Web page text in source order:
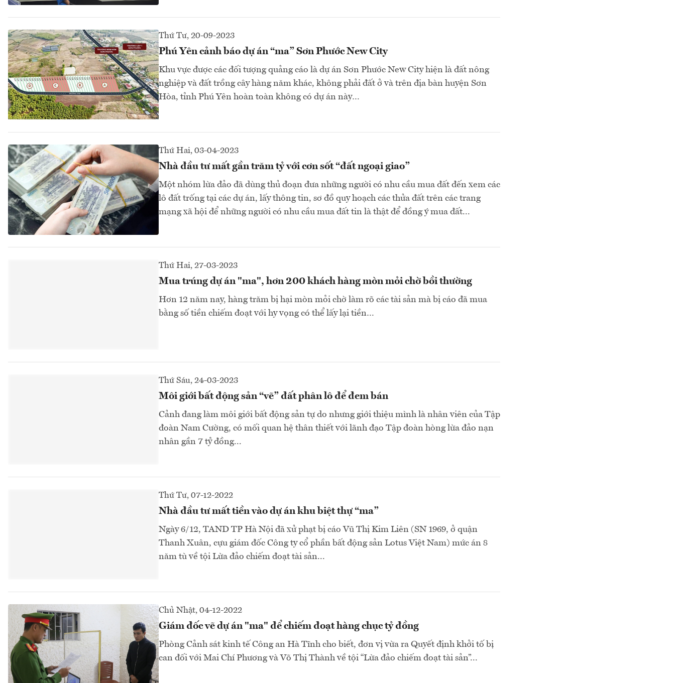
Thứ Tư, 20-09-2023
Phú Yên cảnh báo dự án “ma” Sơn Phước New City
Khu vực được các đối tượng quảng cáo là dự án Sơn Phước New City hiện là đất nông
nghiệp và đất trồng cây hàng năm khác, không phải đất ở và trên địa bàn huyện Sơn
Hòa, tỉnh Phú Yên hoàn toàn không có dự án này…
Thứ Hai, 03-04-2023
Nhà đầu tư mất gần trăm tỷ với cơn sốt “đất ngoại giao”
Một nhóm lừa đảo đã dùng thủ đoạn đưa những người có nhu cầu mua đất đến xem các
lô đất trống tại các dự án, lấy thông tin, sơ đồ quy hoạch các thửa đất trên các trang
mạng xã hội để những người có nhu cầu mua đất tin là thật để đồng ý mua đất...
Thứ Hai, 27-03-2023
Mua trúng dự án "ma", hơn 200 khách hàng mòn mỏi chờ bồi thường
Hơn 12 năm nay, hàng trăm bị hại mòn mỏi chờ làm rõ các tài sản mà bị cáo đã mua
bằng số tiền chiếm đoạt với hy vọng có thể lấy lại tiền…
Thứ Sáu, 24-03-2023
Môi giới bất động sản “vẽ” đất phân lô để đem bán
Cảnh đang làm môi giới bất động sản tự do nhưng giới thiệu mình là nhân viên của Tập
đoàn Nam Cường, có mối quan hệ thân thiết với lãnh đạo Tập đoàn hòng lừa đảo nạn
nhân gần 7 tỷ đồng...
Thứ Tư, 07-12-2022
Nhà đầu tư mất tiền vào dự án khu biệt thự “ma”
Ngày 6/12, TAND TP Hà Nội đã xử phạt bị cáo Vũ Thị Kim Liên (SN 1969, ở quận
Thanh Xuân, cựu giám đốc Công ty cổ phần bất động sản Lotus Việt Nam) mức án 8
năm tù về tội Lừa đảo chiếm đoạt tài sản...
Chủ Nhật, 04-12-2022
Giám đốc vẽ dự án "ma" để chiếm đoạt hàng chục tỷ đồng
Phòng Cảnh sát kinh tế Công an Hà Tĩnh cho biết, đơn vị vừa ra Quyết định khởi tố bị
can đối với Mai Chí Phương và Võ Thị Thành về tội “Lừa đảo chiếm đoạt tài sản”...